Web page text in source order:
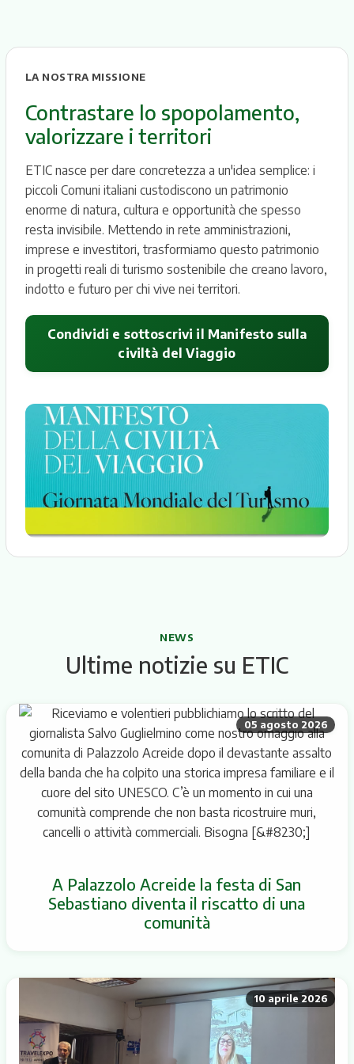
LA NOSTRA MISSIONE
Contrastare lo spopolamento,
valorizzare i territori
ETIC nasce per dare concretezza a un'idea semplice: i
piccoli Comuni italiani custodiscono un patrimonio
enorme di natura, cultura e opportunità che spesso
resta invisibile. Mettendo in rete amministrazioni,
imprese e investitori, trasformiamo questo patrimonio
in progetti reali di turismo sostenibile che creano lavoro,
indotto e futuro per chi vive nei territori.
Condividi e sottoscrivi il Manifesto sulla
civiltà del Viaggio
NEWS
Ultime notizie su ETIC
05 agosto 2026
A Palazzolo Acreide la festa di San
Sebastiano diventa il riscatto di una
comunità
10 aprile 2026